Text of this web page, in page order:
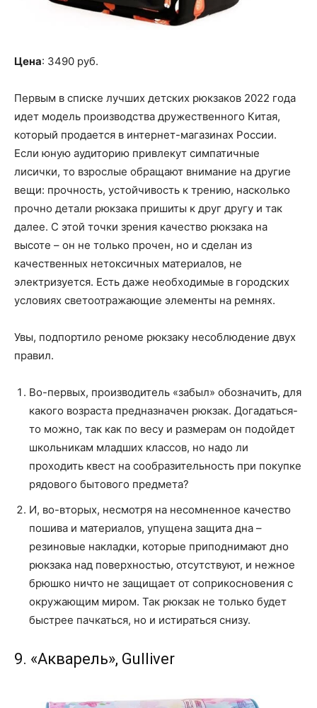
Цена: 3490 руб.
Первым в списке лучших детских рюкзаков 2022 года
идет модель производства дружественного Китая,
который продается в интернет-магазинах России.
Если юную аудиторию привлекут симпатичные
лисички, то взрослые обращают внимание на другие
вещи: прочность, устойчивость к трению, насколько
прочно детали рюкзака пришиты к друг другу и так
далее. С этой точки зрения качество рюкзака на
высоте – он не только прочен, но и сделан из
качественных нетоксичных материалов, не
электризуется. Есть даже необходимые в городских
условиях светоотражающие элементы на ремнях.
Увы, подпортило реноме рюкзаку несоблюдение двух
правил.
Во-первых, производитель «забыл» обозначить, для
какого возраста предназначен рюкзак. Догадаться-
то можно, так как по весу и размерам он подойдет
школьникам младших классов, но надо ли
проходить квест на сообразительность при покупке
рядового бытового предмета?
И, во-вторых, несмотря на несомненное качество
пошива и материалов, упущена защита дна –
резиновые накладки, которые приподнимают дно
рюкзака над поверхностью, отсутствуют, и нежное
брюшко ничто не защищает от соприкосновения с
окружающим миром. Так рюкзак не только будет
быстрее пачкаться, но и истираться снизу.
9. «Акварель», Gulliver